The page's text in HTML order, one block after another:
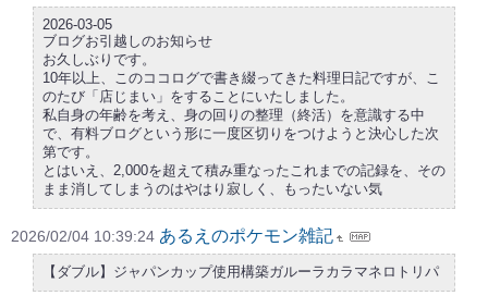
2026-03-05
ブログお引越しのお知らせ
お久しぶりです。
10年以上、このココログで書き綴ってきた料理日記ですが、こ
のたび「店じまい」をすることにいたしました。
私自身の年齢を考え、身の回りの整理（終活）を意識する中
で、有料ブログという形に一度区切りをつけようと決心した次
第です。
とはいえ、2,000を超えて積み重なったこれまでの記録を、その
まま消してしまうのはやはり寂しく、もったいない気
2026/02/04 10:39:24 あるえのポケモン雑記
【ダブル】ジャパンカップ使用構築ガルーラカラマネロトリパ